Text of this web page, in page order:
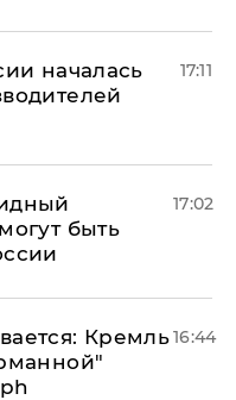
началась
17:11
быть
17:02
Кремль16:44